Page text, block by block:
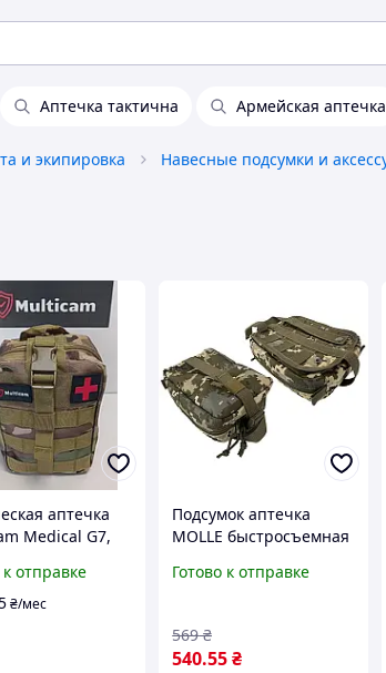
Аптечка тактична Армейская аптечка
и экипировка
аптечка
Medical G7,
к отправке
₴/мес
Подсумок аптечка
MOLLE быстросъемная
ЗСУ MM-14 для РПС,
(F4E)
Готово к отправке
540.55₴
569 ₴